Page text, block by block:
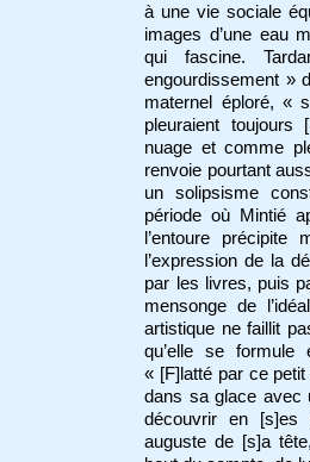
à une vie sociale
images d’une eau
qui fascine.
engourdissement »
maternel éploré, «
pleuraient
nuage et comme
renvoie pourtant
un solipsisme
période où Mintié
l’entoure
l’expression de la
par les livres, puis
mensonge de
artistique ne faillit
qu’elle se formule
« [F]latté par ce
dans sa glace avec
découvrir en
auguste de [s]a